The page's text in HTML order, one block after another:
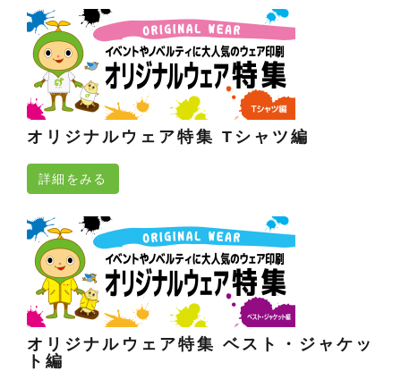
オリジナルウェア特集 Tシャツ編
詳細をみる
オリジナルウェア特集 ベスト・ジャケッ
ト編